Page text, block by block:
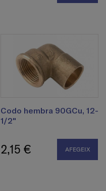
Codo hembra 90GCu, 12-
1/2"
2,15 € AFEGEIX